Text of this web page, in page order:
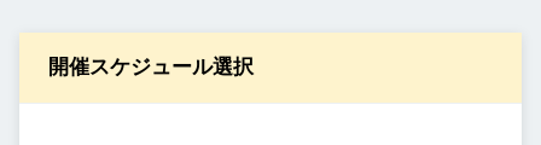
開催スケジュール選択